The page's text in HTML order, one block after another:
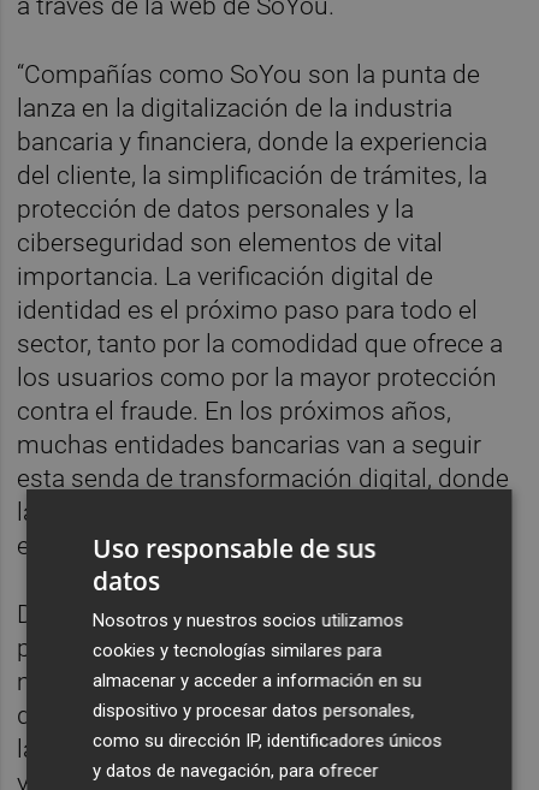
“Compañías como SoYou son la punta de
lanza en la digitalización de la industria
bancaria y financiera, donde la experiencia
del cliente, la simplificación de trámites, la
protección de datos personales y la
ciberseguridad son elementos de vital
importancia. La verificación digital de
identidad es el próximo paso para todo el
sector, tanto por la comodidad que ofrece a
los usuarios como por la mayor protección
contra el fraude. En los próximos años,
muchas entidades bancarias van a seguir
esta senda de transformación digital, donde
la biometría juega ya un papel relevante”,
explica Jorge Sanz, CRO de FacePhi.
Desde su nacimiento en 2018, SoYou se ha
posicionado como una de las financieras
más innovadoras de España, haciendo uso
de la lectura de cuenta bancaria para validar
las solicitudes de préstamos en tiempo real
y en el marco de la normativa europea
Uso responsable de sus
datos
Nosotros y nuestros socios utilizamos
cookies y tecnologías similares para
almacenar y acceder a información en su
dispositivo y procesar datos personales,
como su dirección IP, identificadores únicos
y datos de navegación, para ofrecer